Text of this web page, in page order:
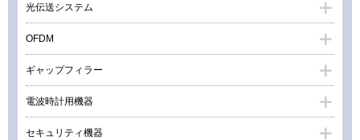
光伝送システム
OFDM
ギャップフィラー
電波時計用機器
セキュリティ機器